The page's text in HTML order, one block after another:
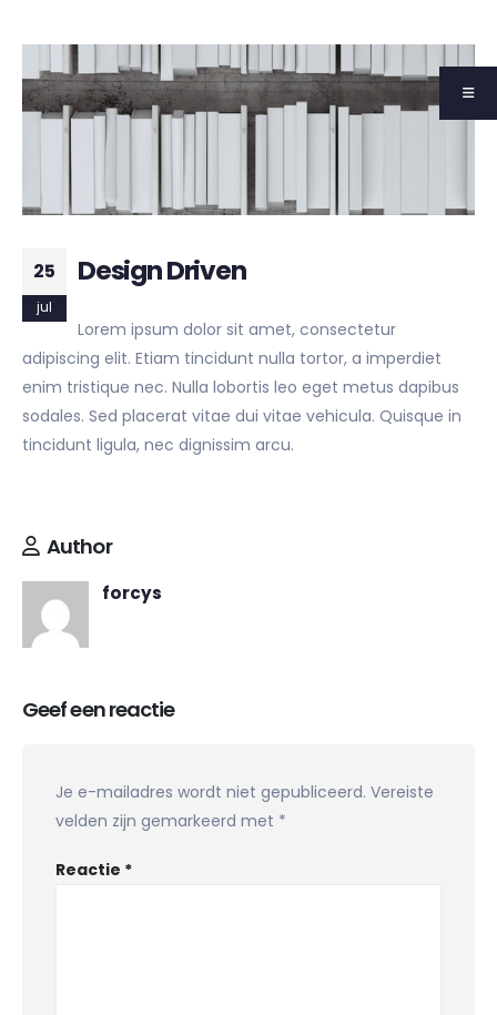
25
jul
Design Driven
Lorem ipsum dolor sit amet, consectetur
adipiscing elit. Etiam tincidunt nulla tortor, a imperdiet
enim tristique nec. Nulla lobortis leo eget metus dapibus
sodales. Sed placerat vitae dui vitae vehicula. Quisque in
tincidunt ligula, nec dignissim arcu.
Author
forcys
Geef een reactie
Je e-mailadres wordt niet gepubliceerd. Vereiste
velden zijn gemarkeerd met *
Reactie *